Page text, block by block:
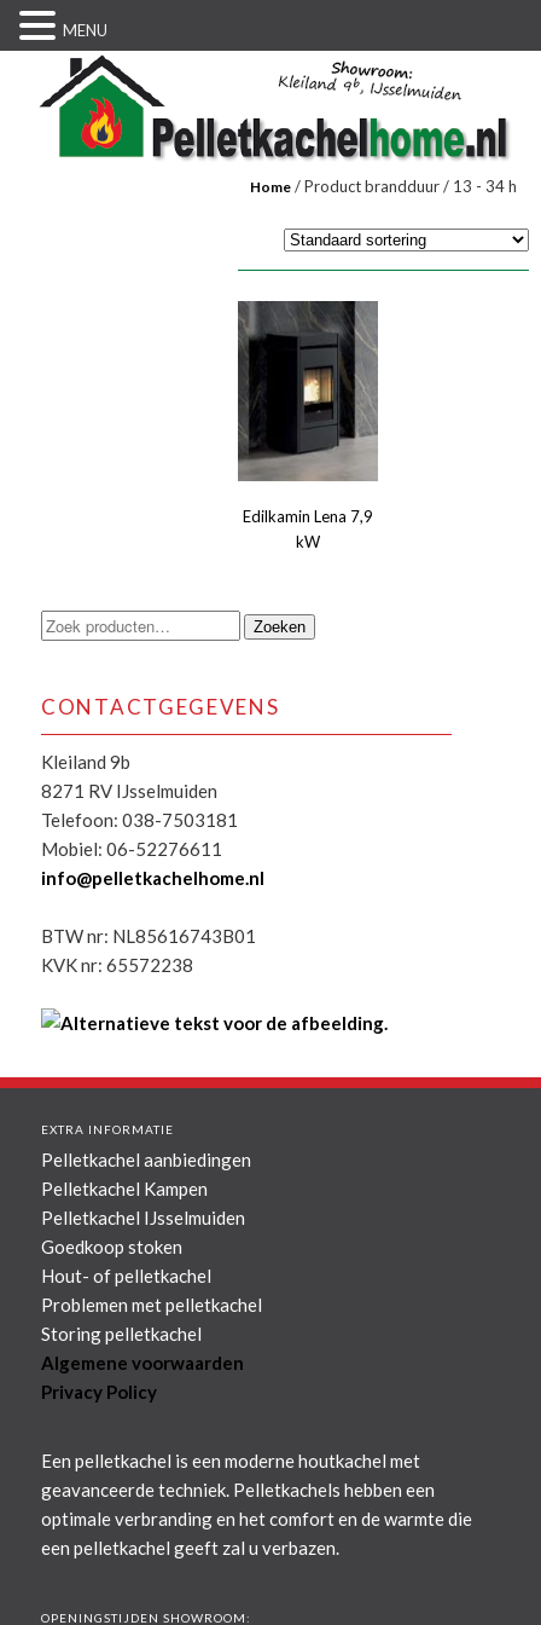
Home / Product brandduur / 13 - 34 h
Edilkamin Lena 7,9
kW
Zoeken
Zoeken
CONTACTGEGEVENS
Kleiland 9b
8271 RV IJsselmuiden
Telefoon: 038-7503181
Mobiel: 06-52276611
info@pelletkachelhome.nl
BTW nr: NL85616743B01
KVK nr: 65572238
EXTRA INFORMATIE
Pelletkachel aanbiedingen
Pelletkachel Kampen
Pelletkachel IJsselmuiden
Goedkoop stoken
Hout- of pelletkachel
Problemen met pelletkachel
Storing pelletkachel
Algemene voorwaarden
Privacy Policy
Een pelletkachel is een moderne houtkachel met
geavanceerde techniek. Pelletkachels hebben een
optimale verbranding en het comfort en de warmte die
een pelletkachel geeft zal u verbazen.
OPENINGSTIJDEN SHOWROOM:
MENU